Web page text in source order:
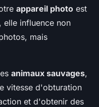
appareil photo est
elle influence non
mais
animaux sauvages,
vitesse d'obturation
et d'obtenir des